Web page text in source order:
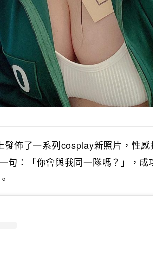
發佈了一系列 cosplay新照片，性感
句：「你會與我同一隊嗎？」，成